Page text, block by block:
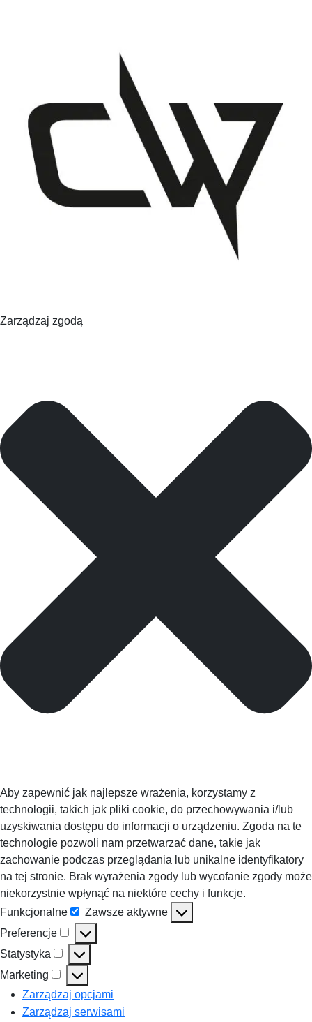
Zarządzaj zgodą
Aby zapewnić jak najlepsze wrażenia, korzystamy z
technologii, takich jak pliki cookie, do przechowywania i/lub
uzyskiwania dostępu do informacji o urządzeniu. Zgoda na te
technologie pozwoli nam przetwarzać dane, takie jak
zachowanie podczas przeglądania lub unikalne identyfikatory
na tej stronie. Brak wyrażenia zgody lub wycofanie zgody może
niekorzystnie wpłynąć na niektóre cechy i funkcje.
Funkcjonalne
Funkcjonalne
Zawsze aktywne
Preferencje
Preferencje
Statystyka
Statystyka
Marketing
Marketing
Zarządzaj opcjami
Zarządzaj serwisami